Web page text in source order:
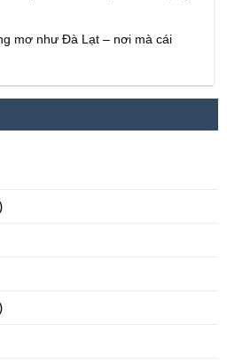
mơ như Đà Lạt – nơi mà cái